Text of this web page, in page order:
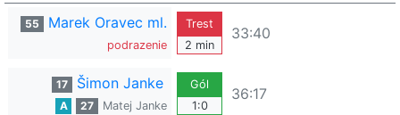
55 Marek Oravec ml.
podrazenie
Trest
2 min
33:40
17 Šimon Janke
A 27 Matej Janke
Gól
1:0
36:17